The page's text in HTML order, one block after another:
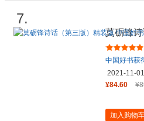
7.
莫砺锋
得者莫
中国好书获
人生证诗境
2021-11-01
¥84.60
加入购物